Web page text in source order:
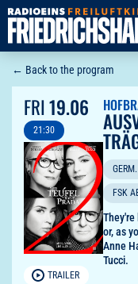
← Back to the program
FRI19.06
21:30
TRAILER
FSK
They're
or, as
Anne
Tucci.